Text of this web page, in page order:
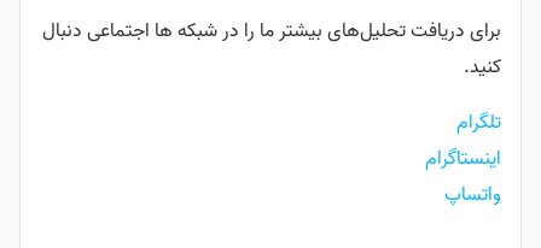
برای دریافت تحلیل‌های بیشتر ما را در شبکه ها اجتماعی دنبال
کنید.
تلگرام
اینستاگرام
واتساپ